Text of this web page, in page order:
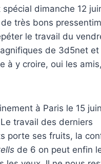
spécial dimanche 12
très bons
le travail du
de 3d5net
à y croire, oui les
à Paris le 15
travail des derniers
porte ses fruits, la
de 6 on peut enfin